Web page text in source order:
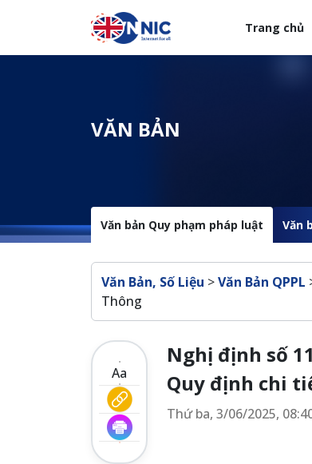
Nhảy đến nội dung
Trang chủ
Menuheader của
VĂN BẢN
Văn bản Quy phạm pháp luật Văn
Breadcrumb
Văn Bản, Số Liệu >Văn Bản QPPL
Thông
Aa
Nghị định số
Quy định chi
Thứ ba, 3/06/2025,